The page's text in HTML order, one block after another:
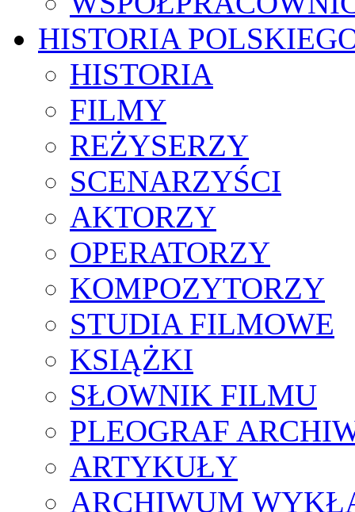
HISTORIA
HISTORIA
FILMY
REŻYSERZY
SCENARZYŚCI
AKTORZY
OPERATORZY
KOMPOZYTORZY
STUDIA FILMOWE
KSIĄŻKI
SŁOWNIK FILMU
PLEOGRAF
ARTYKUŁY
ARCHIWUM